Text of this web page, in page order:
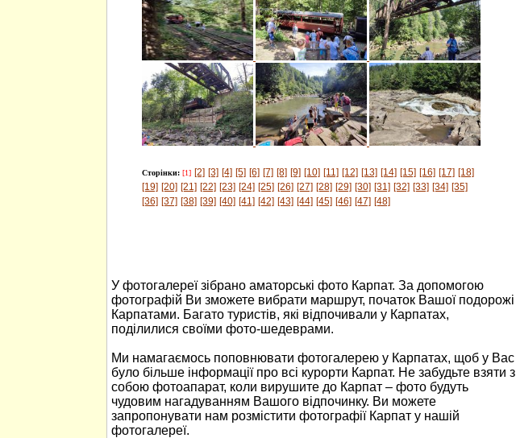
Сторінки: [1] [2] [3] [4] [5] [6] [7] [8] [9] [10] [11] [12] [13] [14] [15] [16] [17] [18]
[19] [20] [21] [22] [23] [24] [25] [26] [27] [28] [29] [30] [31] [32] [33] [34] [35]
[36] [37] [38] [39] [40] [41] [42] [43] [44] [45] [46] [47] [48]
У фотогалереї зібрано аматорські фото Карпат. За допомогою
фотографій Ви зможете вибрати маршрут, початок Вашої подорожі
Карпатами. Багато туристів, які відпочивали у Карпатах,
поділилися своїми фото-шедеврами.
Ми намагаємось поповнювати фотогалерею у Карпатах, щоб у Вас
було більше інформації про всі курорти Карпат. Не забудьте взяти з
собою фотоапарат, коли вирушите до Карпат – фото будуть
чудовим нагадуванням Вашого відпочинку. Ви можете
запропонувати нам розмістити фотографії Карпат у нашій
фотогалереї.